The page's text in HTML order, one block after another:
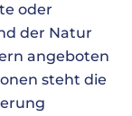
oder
der Natur
angeboten
steht die